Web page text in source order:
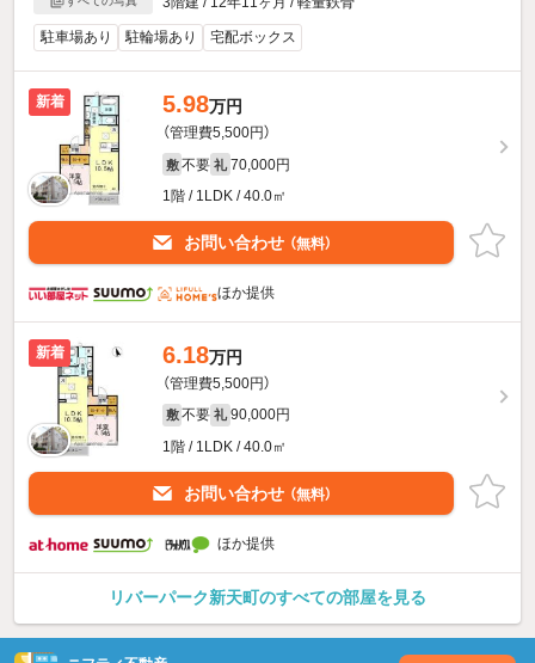
駐車場あり 駐輪場あり 宅配ボックス
新着 5.98万円
（管理費5,500円）
敷 不要 礼 70,000円
1階 / 1LDK / 40.0㎡
お問い合わせ （無料）
ほか提供
新着 6.18万円
（管理費5,500円）
敷 不要 礼 90,000円
1階 / 1LDK / 40.0㎡
お問い合わせ （無料）
ほか提供
リバーパーク新天町のすべての部屋を見る